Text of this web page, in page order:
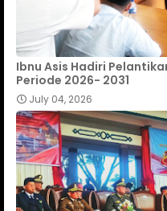
Ibnu Asis Hadiri
Periode 2026- 2031
July 04, 2026